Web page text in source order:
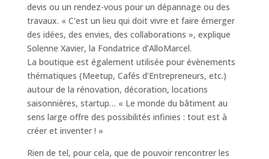
devis ou un rendez-vous pour un dépannage ou des
travaux. « C’est un lieu qui doit vivre et faire émerger
des idées, des envies, des collaborations », explique
Solenne Xavier, la Fondatrice d’AlloMarcel.
La boutique est également utilisée pour évènements
thématiques (Meetup, Cafés d’Entrepreneurs, etc.)
autour de la rénovation, décoration, locations
saisonnières, startup… « Le monde du bâtiment au
sens large offre des possibilités infinies : tout est à
créer et inventer ! »
Rien de tel, pour cela, que de pouvoir rencontrer les